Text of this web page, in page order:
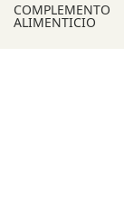
COMPLEMENTO
ALIMENTICIO